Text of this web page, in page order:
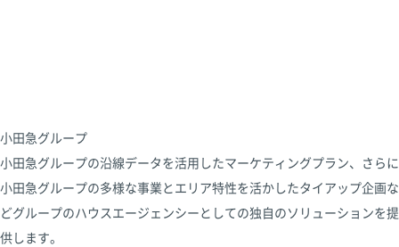
小田急グループ
小田急グループの沿線データを活用したマーケティングプラン、さらに
小田急グループの多様な事業とエリア特性を活かしたタイアップ企画な
どグループのハウスエージェンシーとしての独自のソリューションを提
供します。